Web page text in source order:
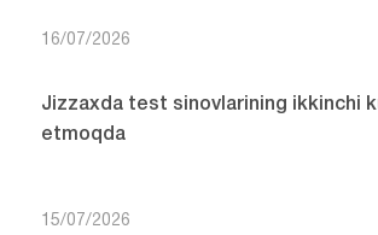
16/07/2026
Jizzaxda test sinovlarining ikkinchi
etmoqda
15/07/2026